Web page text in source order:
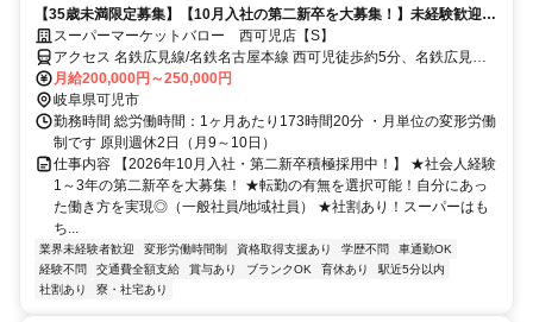
【35歳未満限定募集】【10月入社の第二新卒を大募集！】未経験歓迎！
年1回のコンテストでは商品券ゲットのチャンスも★
スーパーマーケットバロー 西可児店【S】
アクセス 名鉄広見線/名鉄名古屋本線 西可児徒歩約5分、名鉄広見線/
名鉄名古屋本線 可児川徒歩約34分、名鉄広見線/名鉄名古屋本線 善師
野徒歩約46分
月給200,000円～250,000円
岐阜県可児市
勤務時間 総労働時間：1ヶ月あたり173時間20分 ・月単位の変形労働
制です 原則週休2日（月9～10日）
仕事内容 【2026年10月入社・第二新卒積極採用中！】 ★社会人経験
1～3年の第二新卒を大募集！ ★転勤の有無を選択可能！自分にあっ
た働き方を実現◎（一般社員/地域社員） ★社割あり！スーパーはも
ち...
業界未経験者歓迎 変形労働時間制 資格取得支援あり 学歴不問
車通勤OK
経験不問
交通費全額支給 賞与あり ブランクOK 育休あり
駅近5分以内
社割あり
寮・社宅あり